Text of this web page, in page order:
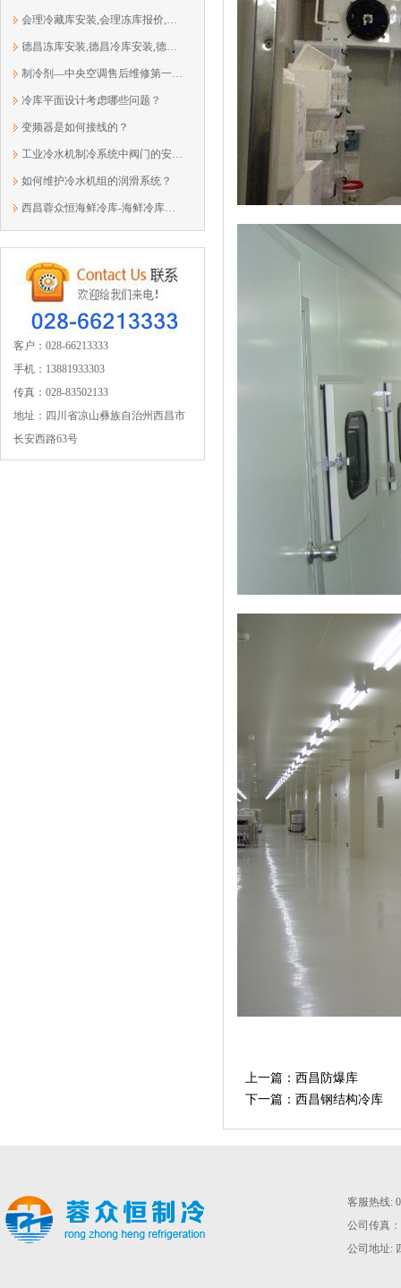
会理冷藏库安装,会理冻库报价,会理冷库...
德昌冻库安装,德昌冷库安装,德昌保鲜库...
制冷剂—中央空调售后维修第一大元凶
冷库平面设计考虑哪些问题？
变频器是如何接线的？
工业冷水机制冷系统中阀门的安装步骤与...
如何维护冷水机组的润滑系统？
西昌蓉众恒海鲜冷库-海鲜冷库建造要素
客户：028-66213333
手机：13881933303
传真：028-83502133
地址：四川省凉山彝族自治州西昌市
长安西路63号
上一篇：西昌防爆库
下一篇：西昌钢结构冷库
客服热线:
公司传真：
公司地址: